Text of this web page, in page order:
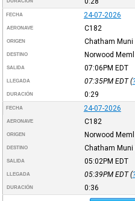
FECHA 24-07-2026
AERONAVE C182
ORIGEN Chatham Muni
DESTINO Norwood Meml
SALIDA 07:06PM EDT
LLEGADA 07:35PM EDT(
DURACIÓN 0:29
FECHA 24-07-2026
AERONAVE C182
ORIGEN Norwood Meml
DESTINO Chatham Muni
SALIDA 05:02PM EDT
LLEGADA 05:39PM EDT(
DURACIÓN 0:36